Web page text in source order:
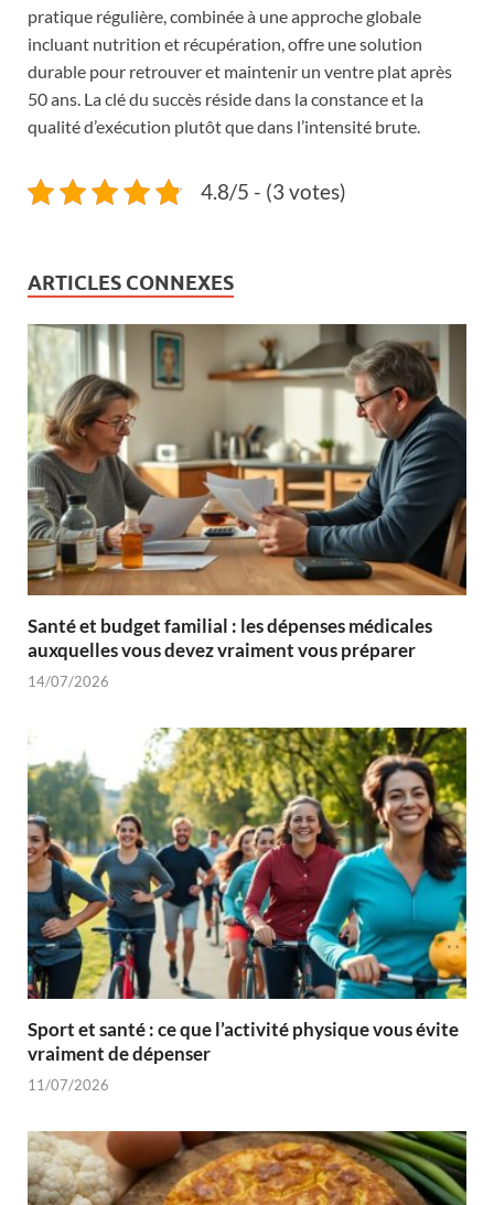
pratique régulière, combinée à une approche globale
incluant nutrition et récupération, offre une solution
durable pour retrouver et maintenir un ventre plat après
50 ans. La clé du succès réside dans la constance et la
qualité d’exécution plutôt que dans l’intensité brute.
4.8/5 - (3 votes)
ARTICLES CONNEXES
Santé et budget familial : les dépenses médicales
auxquelles vous devez vraiment vous préparer
14/07/2026
Sport et santé : ce que l’activité physique vous évite
vraiment de dépenser
11/07/2026